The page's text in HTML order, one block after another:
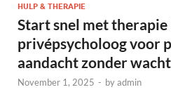
HULP & THERAPIE
Start snel met therapie
privépsycholoog voor
aandacht zonder
November 1, 2025 - byadmin